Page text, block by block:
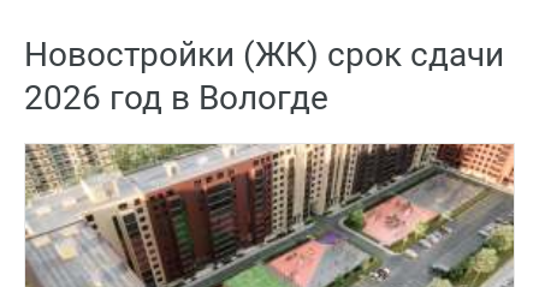
Новостройки (ЖК) срок сдачи
2026 год в Вологде